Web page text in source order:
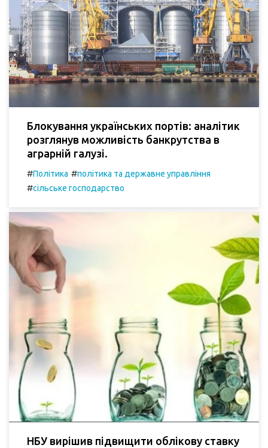
Блокування українських портів: аналітик
розглянув можливість банкрутства в
аграрній галузі.
#Політика #політика та державне управління
#сільське господарство
НБУ вирішив підвищити облікову ставку